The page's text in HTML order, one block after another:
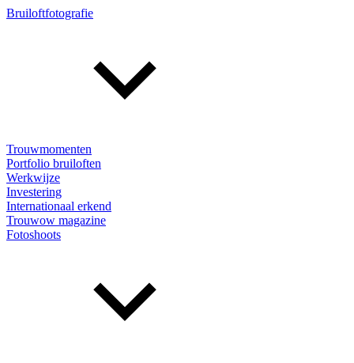
Bruiloftfotografie
Trouwmomenten
Portfolio bruiloften
Werkwijze
Investering
Internationaal erkend
Trouwow magazine
Fotoshoots